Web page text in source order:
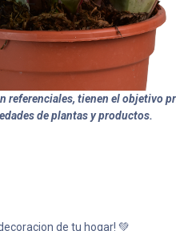
referenciales, tienen el objetivo
de plantas y productos.
de tu hogar! 💚